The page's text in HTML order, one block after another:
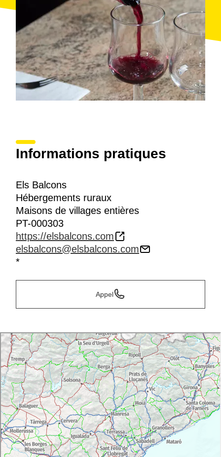
Informations pratiques
Els Balcons
Hébergements ruraux
Maisons de villages entières
PT-000303
https://elsbalcons.com
elsbalcons@elsbalcons.com
*
Appel